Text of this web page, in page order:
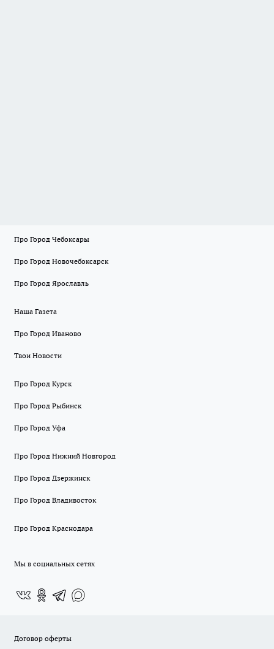
Про Город Чебоксары
Про Город Новочебоксарск
Про Город Ярославль
Наша Газета
Про Город Иваново
Твои Новости
Про Город Курск
Про Город Рыбинск
Про Город Уфа
Про Город Нижний Новгород
Про Город Дзержинск
Про Город Владивосток
Про Город Краснодара
Мы в социальных сетях
Договор оферты